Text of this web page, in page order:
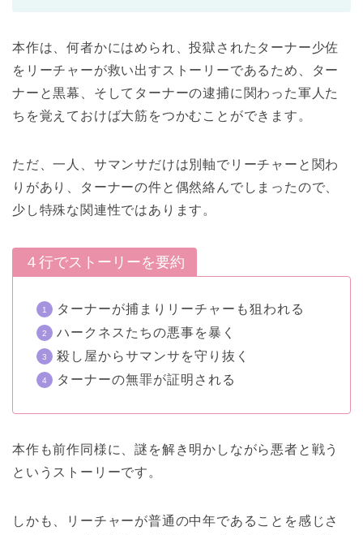
本作は、何者かにはめられ、投獄されたターナー少佐
をリーチャーが救い出すストーリーであるため、ター
ナーと黒幕、そしてターナーの逮捕に関わった軍人た
ちを覚えておけば大筋をつかむことができます。
ただ、一人、サマンサだけは別軸でリーチャーと関わ
りがあり、ターナーの件と偶然絡んでしまったので、
少し特殊な関連性ではあります。
４行でストーリーを要約
ターナーが捕まりリーチャーも狙われる
ハークネスたちの悪事を暴く
殺し屋からサマンサを守り抜く
ターナーの無罪が証明される
本作も前作同様に、謎を解き明かしながら悪者と戦う
というストーリーです。
しかも、リーチャーが普通の中年であることを感じさ